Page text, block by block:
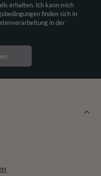
erhalten. Ich kann mich
finden sich in
in der